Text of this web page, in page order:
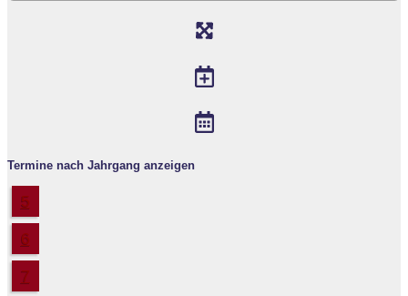
Termine nach Jahrgang anzeigen
5
6
7